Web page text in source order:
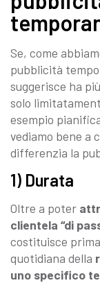
Se, come
pubblicità
suggerisce ha
solo
esempio
vediamo bene a
differenzia la
1) Durata
Oltre a poter
clientela “di
costituisce
quotidiana della
uno specifico